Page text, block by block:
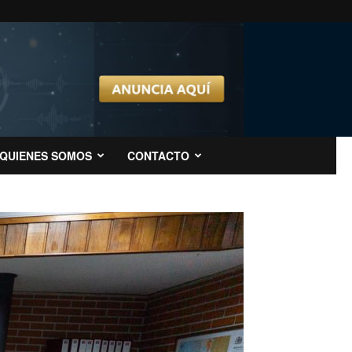
QUIENES SOMOS CONTACTO